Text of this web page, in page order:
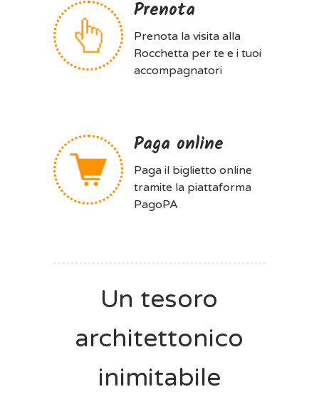
Prenota
Prenota la visita alla
Rocchetta per te e i tuoi
accompagnatori
Paga online
Paga il biglietto online
tramite la piattaforma
PagoPA
Un tesoro
architettonico
inimitabile